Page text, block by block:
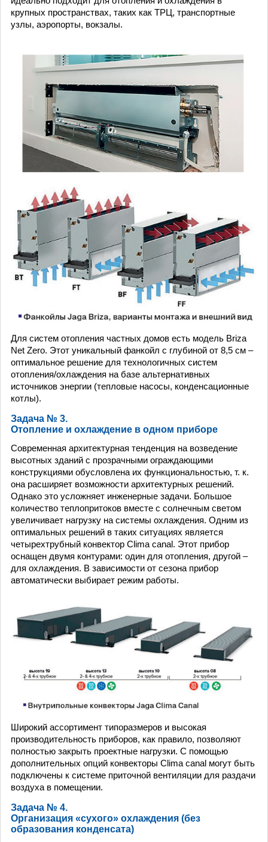
крупных пространствах, таких как ТРЦ, транспортные
узлы, аэропорты, вокзалы.
Для систем отопления частных домов есть модель Briza
Net Zero. Этот уникальный фанкойл с глубиной от 8,5 см –
оптимальное решение для технологичных систем
отопления/охлаждения на базе альтернативных
источников энергии (тепловые насосы, конденсационные
котлы).
Задача № 3.
Отопление и охлаждение в одном приборе
Современная архитектурная тенденция на возведение
высотных зданий с прозрачными ограждающими
конструкциями обусловлена их функциональностью, т. к.
она расширяет возможности архитектурных решений.
Однако это усложняет инженерные задачи. Большое
количество теплопритоков вместе с солнечным светом
увеличивает нагрузку на системы охлаждения. Одним из
оптимальных решений в таких ситуациях является
четырехтрубный конвектор Clima canal. Этот прибор
оснащен двумя контурами: один для отопления, другой –
для охлаждения. В зависимости от сезона прибор
автоматически выбирает режим работы.
Широкий ассортимент типоразмеров и высокая
производительность приборов, как правило, позволяют
полностью закрыть проектные нагрузки. С помощью
дополнительных опций конвекторы Clima canal могут быть
подключены к системе приточной вентиляции для раздачи
воздуха в помещении.
Задача № 4.
Организация «сухого» охлаждения (без
образования конденсата)